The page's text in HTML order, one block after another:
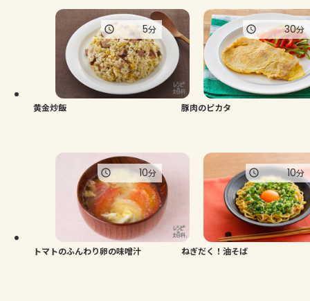
黄金炒飯
5分
豚肉のピカタ
30分
トマトのふんわり卵の味噌汁
10分
ねぎだく！油そば
10分